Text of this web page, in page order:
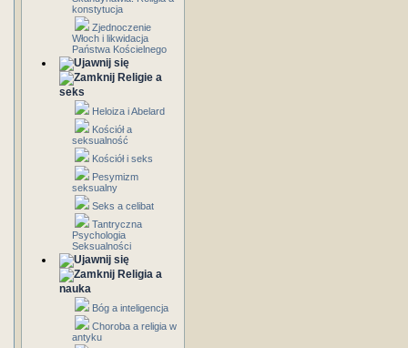
konstytucja
Zjednoczenie
Włoch i likwidacja
Państwa Kościelnego
Religie a
seks
Heloiza i Abelard
Kościół a
seksualność
Kościół i seks
Pesymizm
seksualny
Seks a celibat
Tantryczna
Psychologia
Seksualności
Religia a
nauka
Bóg a inteligencja
Choroba a religia w
antyku